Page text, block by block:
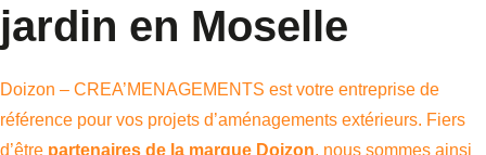
jardin en Moselle
Doizon – CREA’MENAGEMENTS est votre entreprise de
référence pour vos projets d’aménagements extérieurs. Fiers
d’être partenaires de la marque Doizon, nous sommes ainsi